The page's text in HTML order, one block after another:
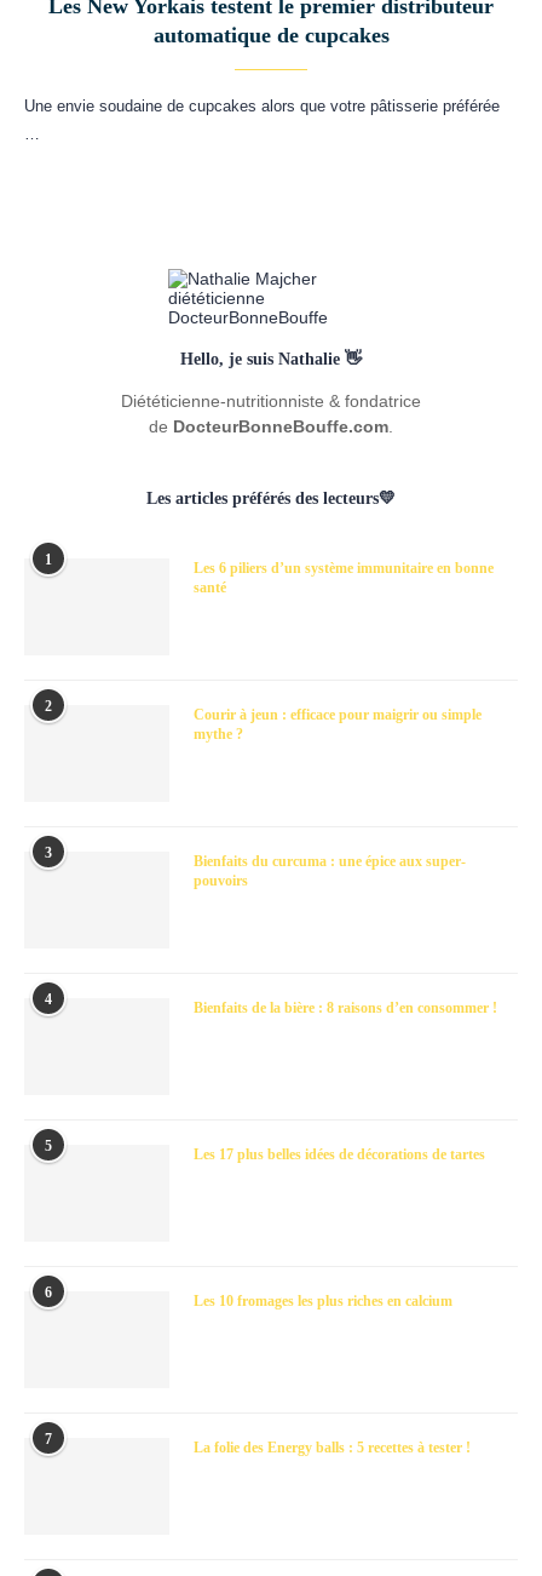
Les New Yorkais testent le premier distributeur
automatique de cupcakes
Une envie soudaine de cupcakes alors que votre pâtisserie préférée
…
Hello, je suis Nathalie 👋
Diététicienne-nutritionniste & fondatrice
de DocteurBonneBouffe.com
Les articles préférés des lecteurs💛
1
Les 6 piliers d’un système immunitaire en bonne
santé
2
Courir à jeun : efficace pour maigrir ou simple
mythe ?
3
Bienfaits du curcuma : une épice aux super-
pouvoirs
4 Bienfaits de la bière : 8 raisons d’en consommer !
5 Les 17 plus belles idées de décorations de tartes
6 Les 10 fromages les plus riches en calcium
7 La folie des Energy balls : 5 recettes à tester !